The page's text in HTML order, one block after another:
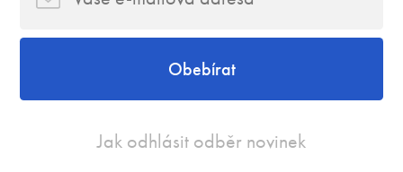
Obebírat
Jak odhlásit odběr novinek